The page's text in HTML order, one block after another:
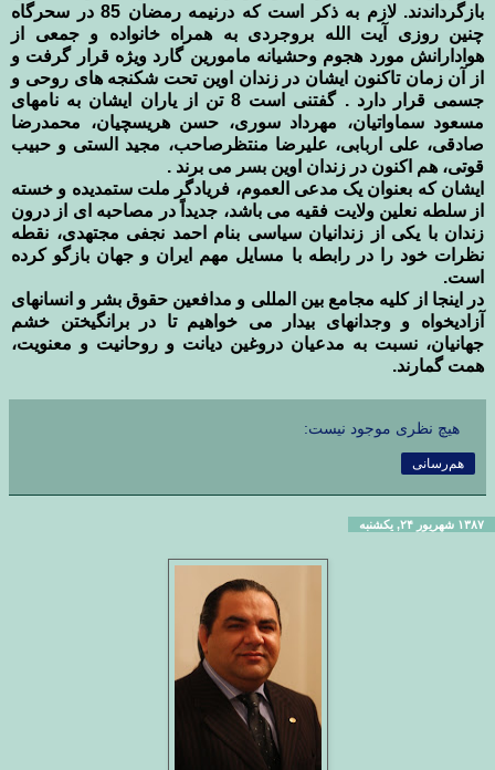
بازگرداندند. لازم به ذکر است که درنیمه رمضان 85 در سحرگاه
چنین روزی آیت الله بروجردی به همراه خانواده و جمعی از
هوادارانش مورد هجوم وحشیانه مامورین گارد ویژه قرار گرفت و
از آن زمان تاکنون ایشان در زندان اوین تحت شکنجه های روحی و
جسمی قرار دارد . گفتنی است 8 تن از یاران ایشان به نامهای
مسعود سماواتیان، مهرداد سوری، حسن هریسچیان، محمدرضا
صادقی، علی اربابی، علیرضا منتظرصاحب، مجید الستی و حبیب
قوتی، هم اکنون در زندان اوین بسر می برند .
ایشان که بعنوان یک مدعی العموم، فریادگر ملت ستمدیده و خسته
از سلطه نعلین ولایت فقیه می باشد، جدیداً در مصاحبه ای از درون
زندان با یکی از زندانیان سیاسی بنام احمد نجفی مجتهدی، نقطه
نظرات خود را در رابطه با مسایل مهم ایران و جهان بازگو کرده
است.
در اینجا از کلیه مجامع بین المللی و مدافعین حقوق بشر و انسانهای
آزادیخواه و وجدانهای بیدار می خواهیم تا در برانگیختن خشم
جهانیان، نسبت به مدعیان دروغین دیانت و روحانیت و معنویت،
همت گمارند.
هیچ نظری موجود نیست:
هم‌رسانی
۱۳۸۷ شهریور ۲۴, یکشنبه